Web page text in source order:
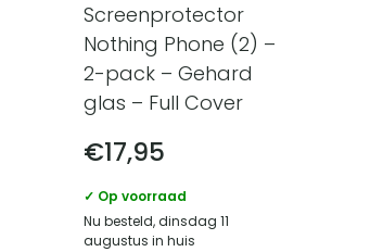
Screenprotector
Nothing Phone (2) –
2-pack – Gehard
glas – Full Cover
€17,95
✓ Op voorraad
Nu besteld, dinsdag 11
augustus in huis